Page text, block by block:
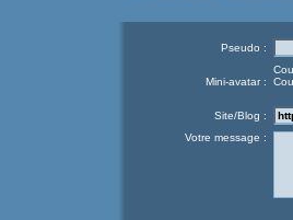
Pseudo :
Mini-avatar :
Site/Blog :
Votre message :